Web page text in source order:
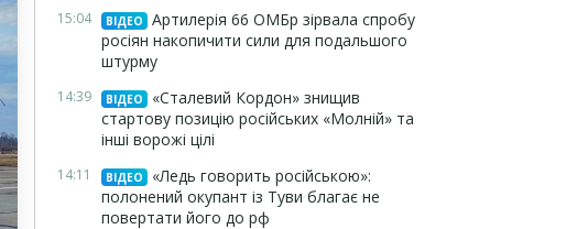
15:04 ВІДЕО
Артилерія 66 ОМБр зірвала спробу
росіян накопичити сили для подальшого
штурму
14:39 ВІДЕО
«Сталевий Кордон» знищив
стартову позицію російських «Молній» та
інші ворожі цілі
14:11 ВІДЕО
«Ледь говорить російською»:
полонений окупант із Туви благає не
повертати його до рф